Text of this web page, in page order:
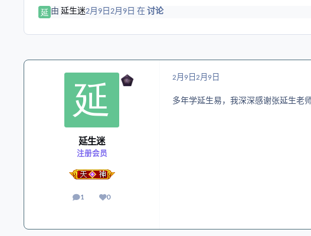
由 延生迷2月9日 2月9日 在 讨论
延生迷
注册会员
1
帖子 0
声誉
2月9日 2月9日
多年学延生易，我深深感谢张延生老